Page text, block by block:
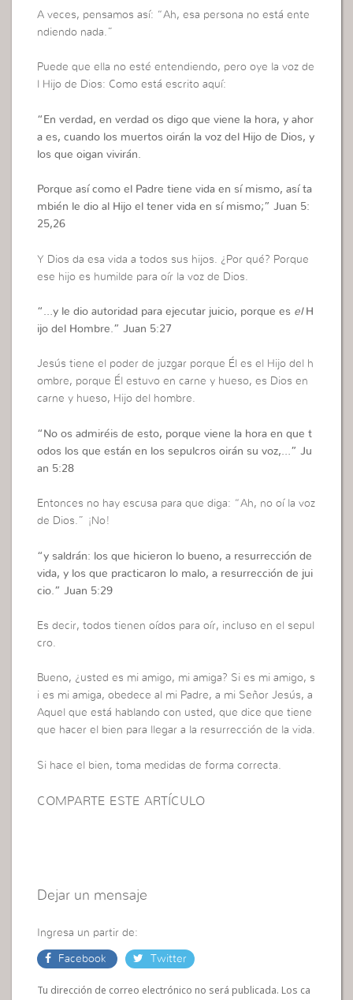
A veces, pensamos así: “Ah, esa persona no está ente
ndiendo nada.”
Puede que ella no esté entendiendo, pero oye la voz de
l Hijo de Dios: Como está escrito aquí:
“ En verdad, en verdad os digo que viene la hora, y ahor
a es, cuando los muertos oirán la voz del Hijo de Dios, y
los que oigan vivirán.
Porque así como el Padre tiene vida en sí mismo, así ta
mbién le dio al Hijo el tener vida en sí mismo;” Juan 5:
25,26
Y Dios da esa vida a todos sus hijos. ¿Por qué? Porque
ese hijo es humilde para oír la voz de Dios.
“…y le dio autoridad para ejecutar juicio, porque es elH
ijo del Hombre.” Juan 5:27
Jesús tiene el poder de juzgar porque Él es el Hijo del h
ombre, porque Él estuvo en carne y hueso, es Dios en
carne y hueso, Hijo del hombre.
“ No os admiréis de esto, porque viene la hora en que t
odos los que están en los sepulcros oirán su voz,…” Ju
an 5:28
Entonces no hay escusa para que diga: “Ah, no oí la voz
de Dios.” ¡No!
“y saldrán: los que hicieron lo bueno, a resurrección de
vida, y los que practicaron lo malo, a resurrección de jui
cio.” Juan 5:29
Es decir, todos tienen oídos para oír, incluso en el sepul
cro.
Bueno, ¿usted es mi amigo, mi amiga? Si es mi amigo, s
i es mi amiga, obedece al mi Padre, a mi Señor Jesús, a
Aquel que está hablando con usted, que dice que tiene
que hacer el bien para llegar a la resurrección de la vida.
Si hace el bien, toma medidas de forma correcta.
COMPARTE ESTE ARTÍCULO
Dejar un mensaje
Ingresa un partir de:
Facebook Twitter
Tu dirección de correo electrónico no será publicada. Los ca